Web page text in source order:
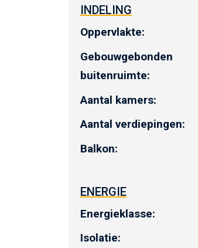
INDELING
Oppervlakte:
Gebouwgebonden
buitenruimte:
Aantal kamers:
Aantal verdiepingen:
Balkon:
ENERGIE
Energieklasse:
Isolatie: